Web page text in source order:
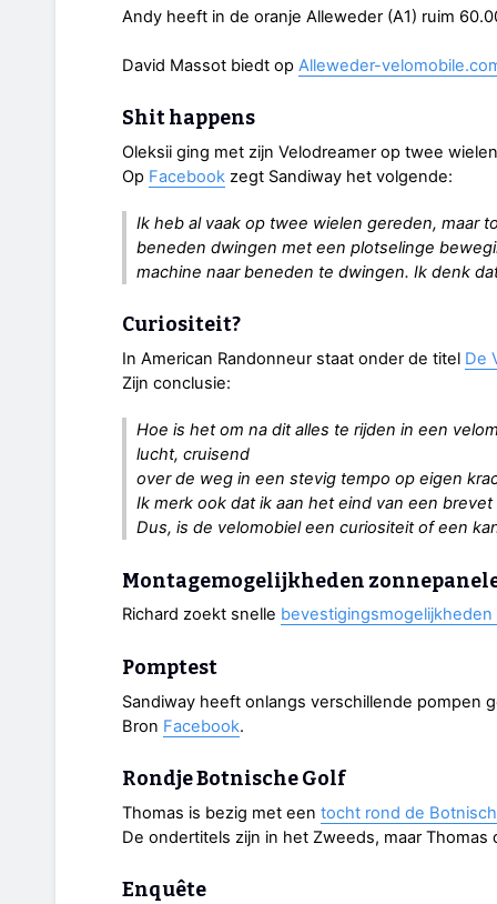
Andy heeft in de oranje Alleweder (A1) ruim
David Massot biedt op Alleweder-
Shit happens
Oleksii ging met zijn Velodreamer op twee
Op Facebook zegt Sandiway het volgende:
Ik heb al vaak op twee wielen gereden, maar
beneden dwingen met een plotselinge
machine naar beneden te dwingen. Ik denk
Curiositeit?
In American Randonneur staat onder de titel De
Zijn conclusie:
Hoe is het om na dit alles te rijden in een
lucht, cruisend
over de weg in een stevig tempo op eigen
Ik merk ook dat ik aan het eind van een
Dus, is de velomobiel een curiositeit of een
Montagemogelijkheden
Richard zoekt snelle bevestigingsmogelijkheden
Pomptest
Sandiway heeft onlangs verschillende pompen
Bron Facebook.
Rondje Botnische Golf
Thomas is bezig met een tocht rond de
De ondertitels zijn in het Zweeds, maar
Enquête